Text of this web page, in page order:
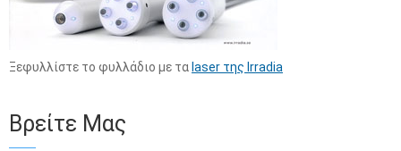
Ξεφυλλίστε το φυλλάδιο με τα laser της Irradia
Βρείτε Μας